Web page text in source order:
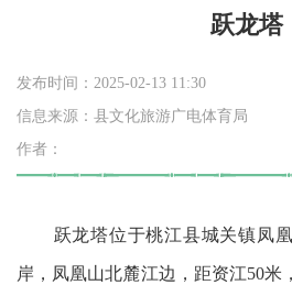
跃龙塔
发布时间：2025-02-13 11:30
信息来源：县文化旅游广电体育局
作者：
跃龙塔位于桃江县城关镇凤凰
岸，凤凰山北麓江边，距资江50米